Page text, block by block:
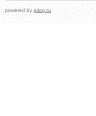
powered by prlog.ru